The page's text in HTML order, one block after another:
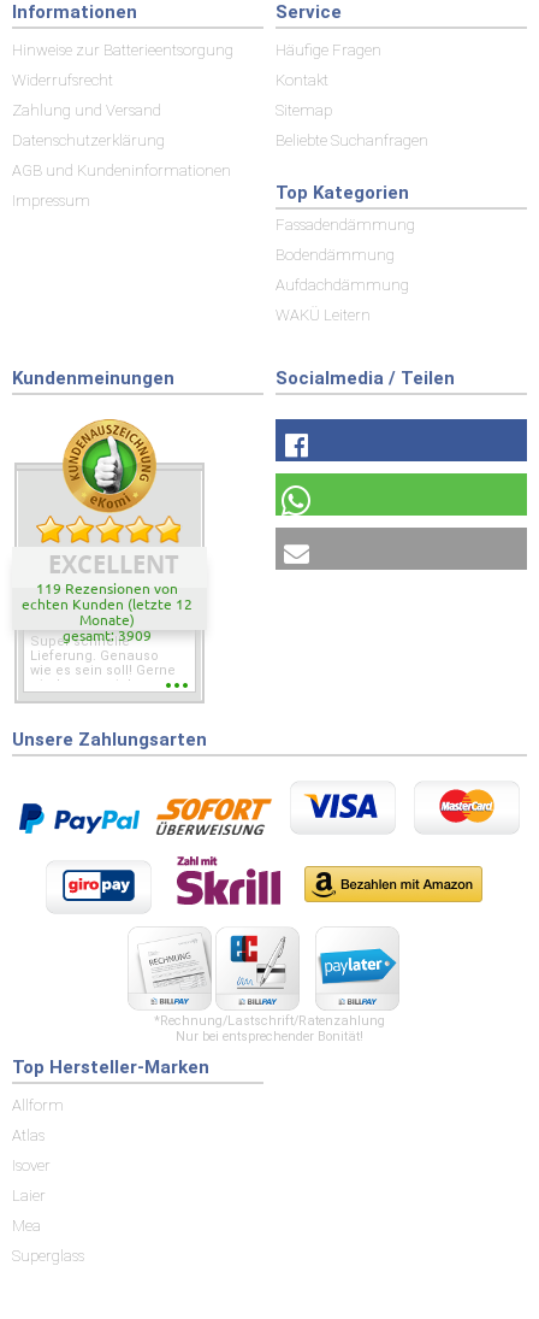
Informationen
Hinweise zur Batterieentsorgung
Widerrufsrecht
Zahlung und Versand
Datenschutzerklärung
AGB und Kundeninformationen
Impressum
Service
Häufige Fragen
Kontakt
Sitemap
Beliebte Suchanfragen
Top Kategorien
Fassadendämmung
Bodendämmung
Aufdachdämmung
WAKÜ Leitern
Kundenmeinungen
EXCELLENT
119 Rezensionen von
echten Kunden (letzte 12
Monate)
gesamt: 3909
Super schnelle
Lieferung. Genauso
wie es sein soll! Gerne
wieder wenn ich was
Socialmedia / Teilen
Unsere Zahlungsarten
*Rechnung/Lastschrift/Ratenzahlung
Nur bei entsprechender Bonität!
Top Hersteller-Marken
Allform
Atlas
Isover
Laier
Mea
Superglass